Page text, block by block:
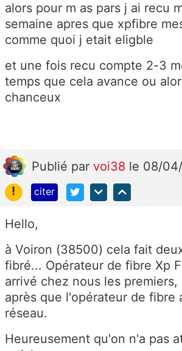
alors pour m as pars j ai recu
semaine apres que xpfibre
comme quoi j etait eligble
et une fois recu compte 2-3
temps que cela avance ou
chanceux
Publié par voi38 le 08/
!
citer
Hello,
à Voiron (38500) cela fait
fibré... Opérateur de fibre Xp
arrivé chez nous les premiers,
après que l'opérateur de fibre
réseau.
Heureusement qu'on n'a pas